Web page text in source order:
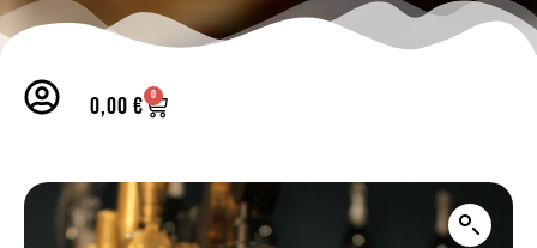
0,00 € 0